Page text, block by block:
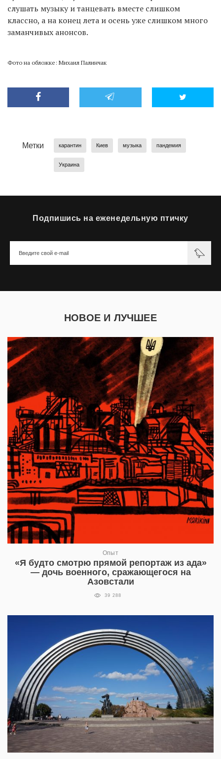
слушать музыку и танцевать вместе слишком
классно, а на конец лета и осень уже слишком много
заманчивых анонсов.
Фото на обложке: Михаил Палинчак
Метки карантин Киев музыка пандемия
Украина
Подпишись на еженедельную птичку
НОВОЕ И ЛУЧШЕЕ
Опыт
«Я будто смотрю прямой репортаж из ада»
— дочь военного, сражающегося на
Азовстали
39 288